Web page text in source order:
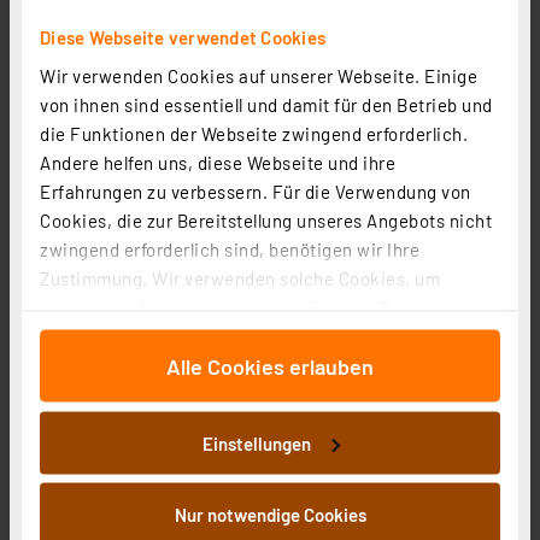
Diese Webseite verwendet Cookies
Wir verwenden Cookies auf unserer Webseite. Einige
von ihnen sind essentiell und damit für den Betrieb und
die Funktionen der Webseite zwingend erforderlich.
Andere helfen uns, diese Webseite und ihre
Erfahrungen zu verbessern. Für die Verwendung von
Cookies, die zur Bereitstellung unseres Angebots nicht
zwingend erforderlich sind, benötigen wir Ihre
Zustimmung. Wir verwenden solche Cookies, um
für soziale Medien anbieten zu können und die Zugriffe
auf unsere Website zu analysieren. Außerdem geben
wir Informationen zu Ihrer Verwendung unserer Website
an unsere Partner für soziale Medien, Werbung und
Analysen weiter. Unsere Partner führen diese
Informationen möglicherweise mit weiteren Daten
zusammen, die Sie ihnen bereitgestellt haben oder die
Alle Cookies erlauben
Einstellungen
Nur notwendige Cookies
Informationen zu Versandkosten
Homematic IP Smart Home Schaltsteckdose, anthrazit,